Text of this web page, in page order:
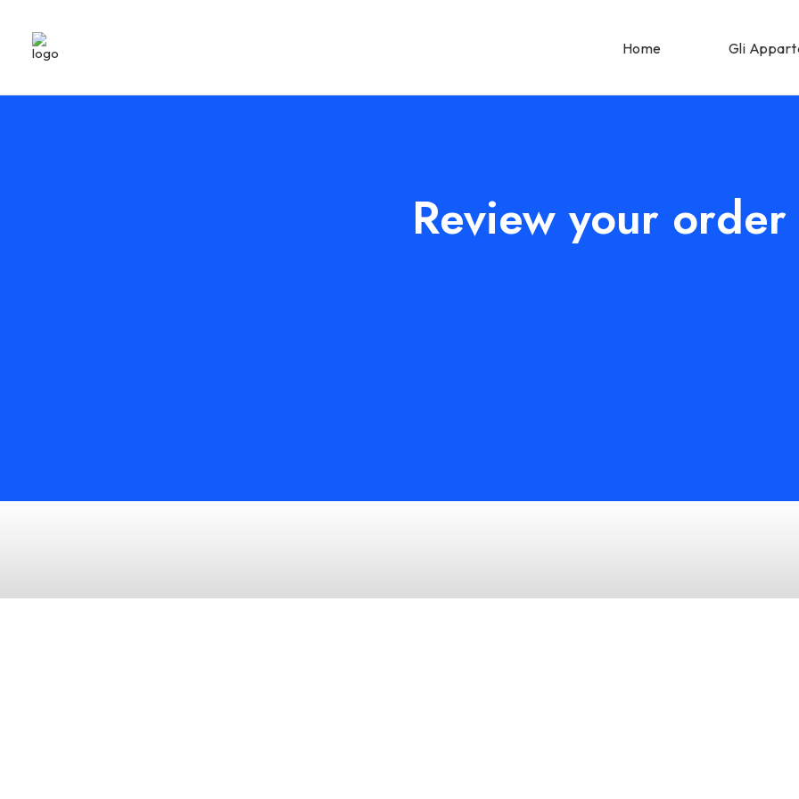
Home Gli
Review your order